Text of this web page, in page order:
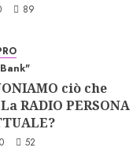
89
ciò che
RADIO PERSONA
0 52